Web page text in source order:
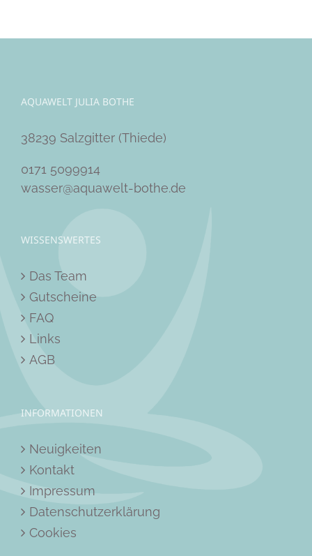
AQUAWELT JULIA BOTHE
38239 Salzgitter (Thiede)
0171 5099914
wasser@aquawelt-bothe.de
WISSENSWERTES
Das Team
Gutscheine
FAQ
Links
AGB
INFORMATIONEN
Neuigkeiten
Kontakt
Impressum
Datenschutzerklärung
Cookies